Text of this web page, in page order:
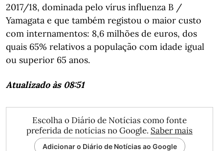
2017/18, dominada pelo vírus influenza B /
Yamagata e que também registou o maior custo
com internamentos: 8,6 milhões de euros, dos
quais 65% relativos a população com idade igual
ou superior 65 anos.
Atualizado às 08:51
Escolha o Diário de Notícias como fonte
preferida de notícias no Google. Saber mais
Adicionar o Diário de Notícias ao Google